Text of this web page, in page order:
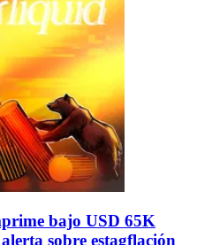
bajo USD 65K
sobre estagflación